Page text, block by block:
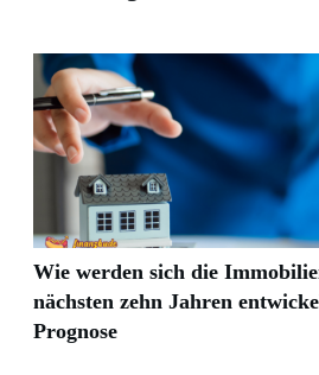
Wie werden sich die
nächsten zehn Jahren
Prognose